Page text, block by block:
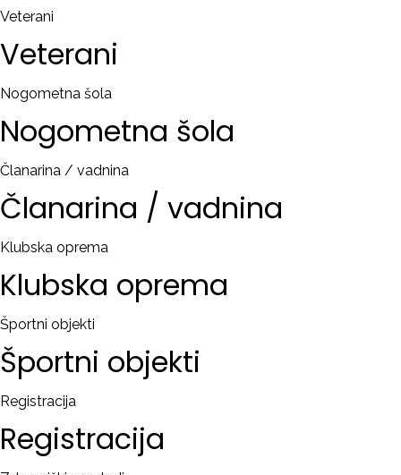
Veterani
Veterani
Nogometna šola
Nogometna šola
Članarina / vadnina
Članarina / vadnina
Klubska oprema
Klubska oprema
Športni objekti
Športni objekti
Registracija
Registracija